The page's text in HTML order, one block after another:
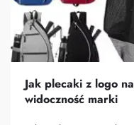
Jak plecaki z logo
widoczność marki